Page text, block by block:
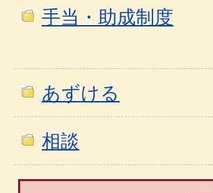
手当・助成制度
あずける
相談